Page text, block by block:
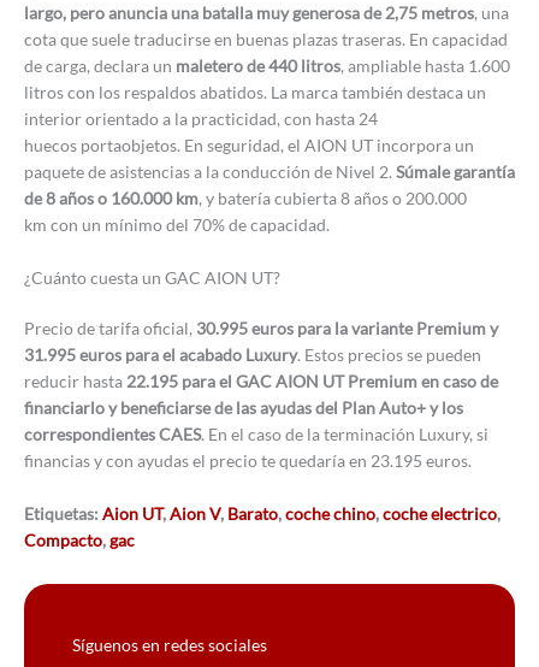
largo, pero anuncia una batalla muy generosa de 2,75 metros, una
cota que suele traducirse en buenas plazas traseras. En capacidad
de carga, declara un maletero de 440 litros, ampliable hasta 1.600
litros con los respaldos abatidos. La marca también destaca un
interior orientado a la practicidad, con hasta 24
huecos portaobjetos. En seguridad, el AION UT incorpora un
paquete de asistencias a la conducción de Nivel 2. Súmale garantía
de 8 años o 160.000 km, y batería cubierta 8 años o 200.000
km con un mínimo del 70% de capacidad.
¿Cuánto cuesta un GAC AION UT?
Precio de tarifa oficial, 30.995 euros para la variante Premium y
31.995 euros para el acabado Luxury. Estos precios se pueden
reducir hasta 22.195 para el GAC AION UT Premium en caso de
financiarlo y beneficiarse de las ayudas del Plan Auto+ y los
correspondientes CAES. En el caso de la terminación Luxury, si
financias y con ayudas el precio te quedaría en 23.195 euros.
Etiquetas: Aion UT,Aion V, Barato,coche chino,coche electrico,
Compacto,gac
Síguenos en redes sociales